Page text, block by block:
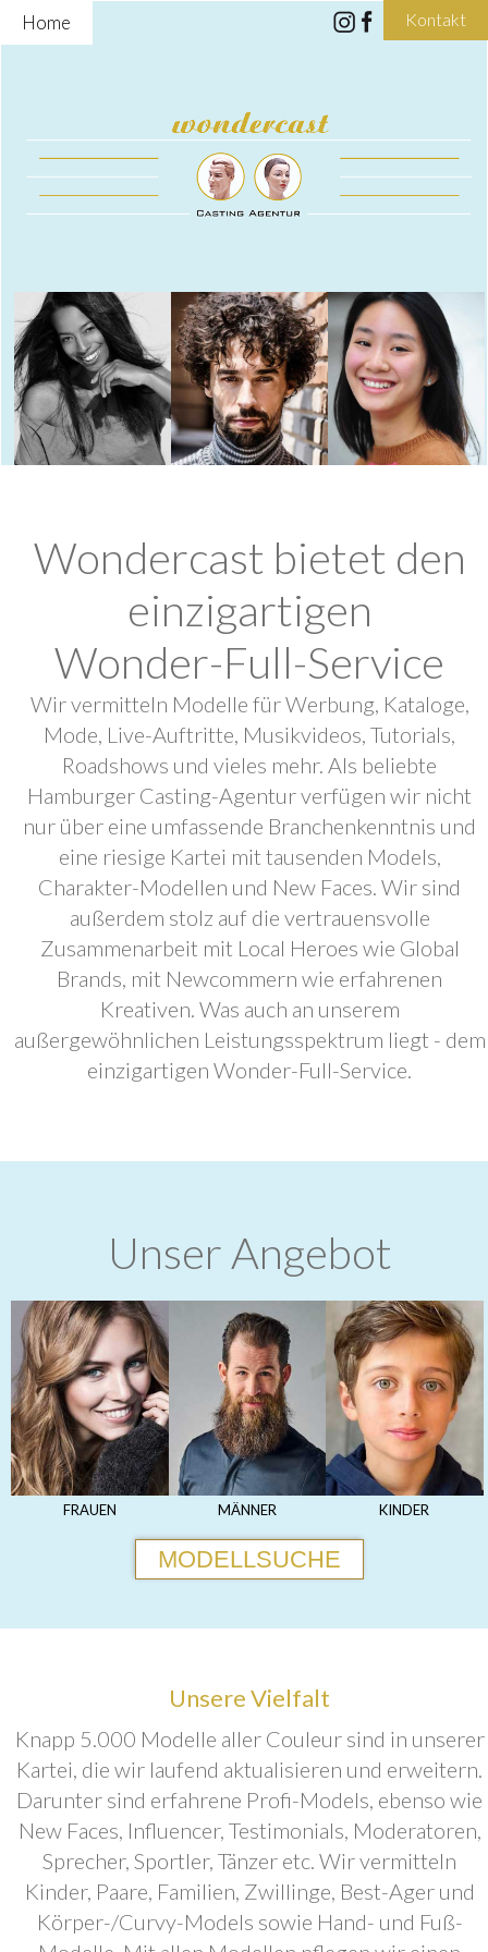
Home Kontakt
Wondercast bietet den
einzigartigen
Wonder-Full-Service
Wir vermitteln Modelle für Werbung, Kataloge,
Mode, Live-Auftritte, Musikvideos, Tutorials,
Roadshows und vieles mehr. Als beliebte
Hamburger Casting-Agentur verfügen wir nicht
nur über eine umfassende Branchenkenntnis und
eine riesige Kartei mit tausenden Models,
Charakter-Modellen und New Faces. Wir sind
außerdem stolz auf die vertrauensvolle
Zusammenarbeit mit Local Heroes wie Global
Brands, mit Newcommern wie erfahrenen
Kreativen. Was auch an unserem
außergewöhnlichen Leistungsspektrum liegt - dem
einzigartigen Wonder-Full-Service.
Unser Angebot
FRAUEN MÄNNER KINDER
MODELLSUCHE
Unsere Vielfalt
Knapp 5.000 Modelle aller Couleur sind in unserer
Kartei, die wir laufend aktualisieren und erweitern.
Darunter sind erfahrene Profi-Models, ebenso wie
New Faces, Influencer, Testimonials, Moderatoren,
Sprecher, Sportler, Tänzer etc. Wir vermitteln
Kinder, Paare, Familien, Zwillinge, Best-Ager und
Körper-/Curvy-Models sowie Hand- und Fuß-